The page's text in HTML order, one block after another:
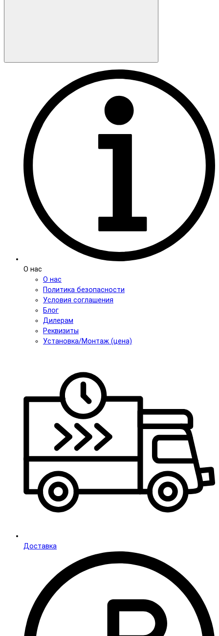
О нас
О нас
Политика безопасности
Условия соглашения
Блог
Дилерам
Реквизиты
Установка/Монтаж (цена)
Доставка